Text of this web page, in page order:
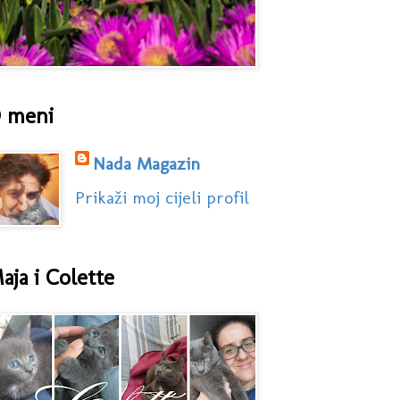
meni
Nada Magazin
Prikaži moj cijeli profil
i Colette